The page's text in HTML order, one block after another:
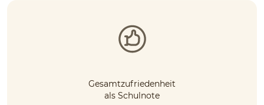
Gesamtzufriedenheit
als Schulnote